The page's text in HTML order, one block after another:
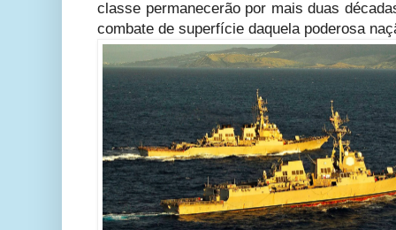
classe permanecerão por mais duas
combate de superfície daquela poderosa